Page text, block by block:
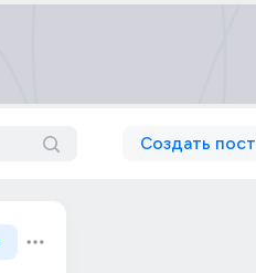
Создать пост